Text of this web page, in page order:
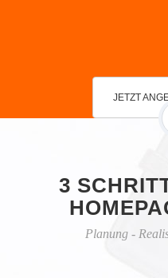
JETZT
3
Planung -